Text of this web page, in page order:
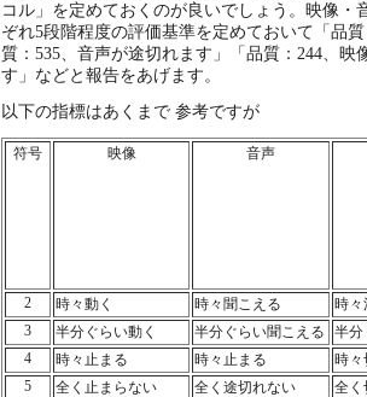
コル」を定めておくのが良いでしょう。映像・
ぞれ5段階程度の評価基準を定めておいて「品
質：535、音声が途切れます」「品質：244、映
す」などと報告をあげます。
以下の指標はあくまで 参考ですが
符号 映像 音声
2 時々動く 時々聞こえる
時々
3
半分ぐらい動く 半分ぐらい聞こえる
半分
4
時々止まる 時々止まる
時々
5
全く止まらない 全く途切れない 全く